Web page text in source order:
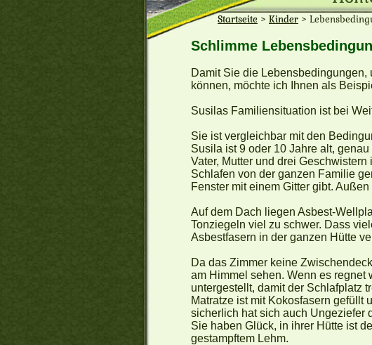
Startseite > Kinder >
Schlimme
Damit Sie die
können, möchte ich Ihnen als
Susilas Familiensituation ist bei
Sie ist vergleichbar mit den
Susila ist 9 oder 10 Jahre alt,
Vater, Mutter und drei
Schlafen von der ganzen Familie
Fenster mit einem Gitter gibt.
Auf dem Dach liegen Asbest-
Tonziegeln viel zu schwer. Dass
Asbestfasern in der ganzen Hütte
Da das Zimmer keine
am Himmel sehen. Wenn es
untergestellt, damit der Schlafplatz
Matratze ist mit Kokosfasern gefüllt
sicherlich hat sich auch Ungeziefer
Sie haben Glück, in ihrer Hütte ist
gestampftem Lehm.